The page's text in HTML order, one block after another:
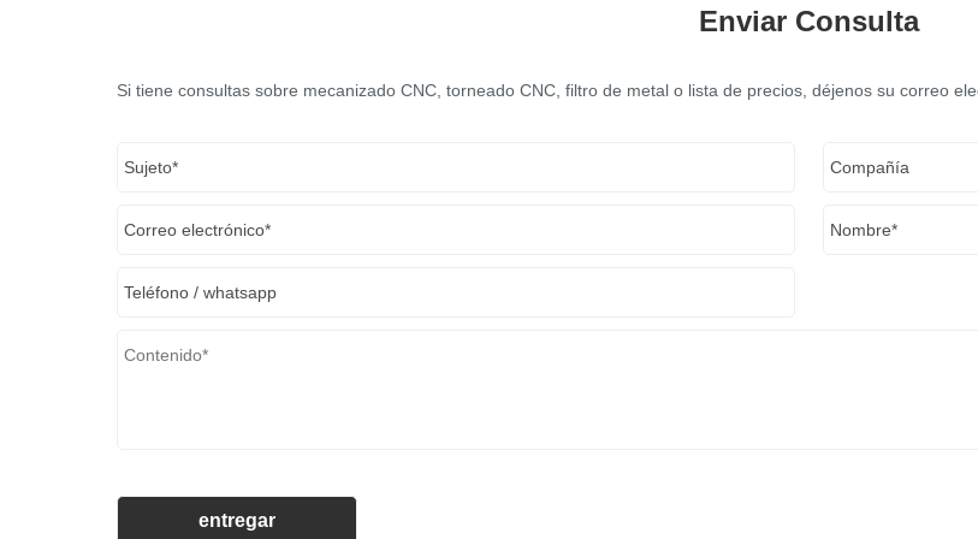
Enviar Consulta
Si tiene consultas sobre mecanizado CNC, torneado CNC, filtro de metal o lista de precios, déjenos su correo